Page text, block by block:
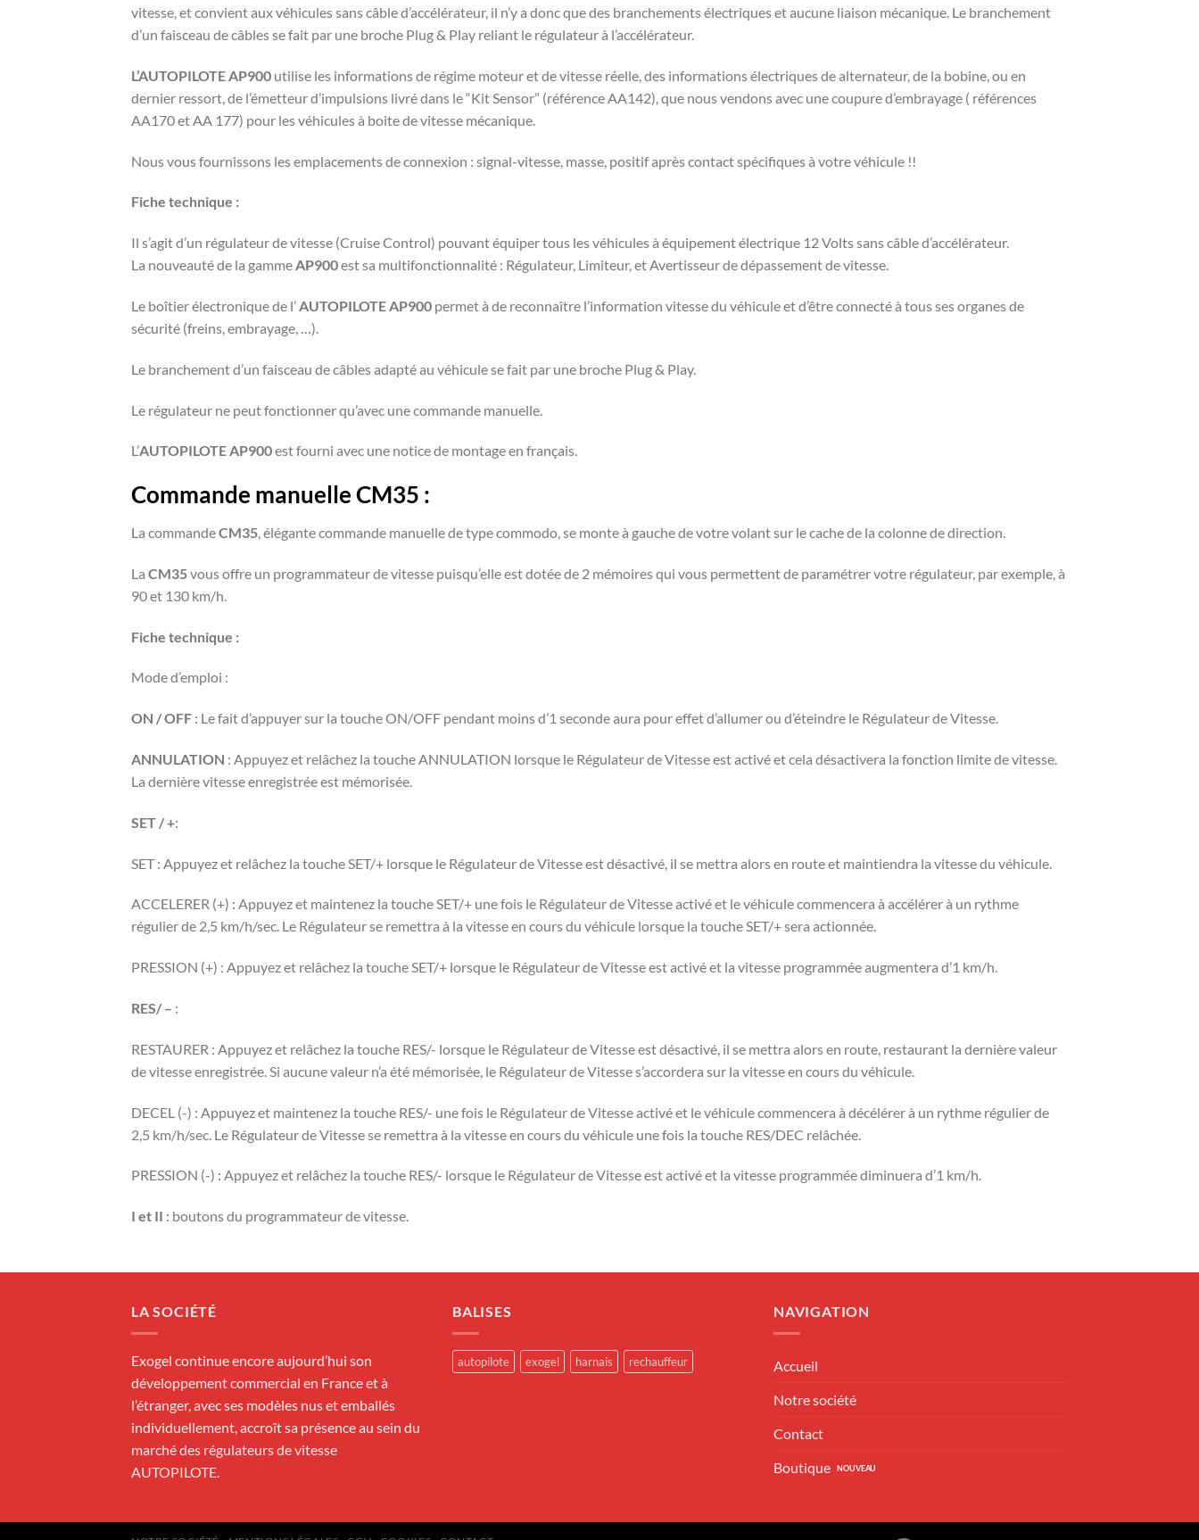
vitesse, et convient aux véhicules sans câble d’accélérateur, il n’y a donc que des branchements électriques et aucune liaison mécanique. Le branchement
d’un faisceau de câbles se fait par une broche Plug & Play reliant le régulateur à l’accélérateur.
L’AUTOPILOTE AP900 utilise les informations de régime moteur et de vitesse réelle, des informations électriques de alternateur, de la bobine, ou en
dernier ressort, de l’émetteur d’impulsions livré dans le “Kit Sensor” (référence AA142), que nous vendons avec une coupure d’embrayage ( références
AA170 et AA 177) pour les véhicules à boite de vitesse mécanique.
Nous vous fournissons les emplacements de connexion : signal-vitesse, masse, positif après contact spécifiques à votre véhicule !!
Fiche technique :
Il s’agit d’un régulateur de vitesse (Cruise Control) pouvant équiper tous les véhicules à équipement électrique 12 Volts sans câble d’accélérateur.
La nouveauté de la gammeAP900est sa multifonctionnalité : Régulateur, Limiteur, et Avertisseur de dépassement de vitesse.
Le boîtier électronique de l’AUTOPILOTE AP900 permet à de reconnaître l’information vitesse du véhicule et d’être connecté à tous ses organes de
sécurité (freins, embrayage, …).
Le branchement d’un faisceau de câbles adapté au véhicule se fait par une broche Plug & Play.
Le régulateur ne peut fonctionner qu’avec une commande manuelle.
L’AUTOPILOTE AP900est fourni avec une notice de montage en français.
Commande manuelle CM35 :
La commandeCM35, élégante commande manuelle de type commodo, se monte à gauche de votre volant sur le cache de la colonne de direction.
La CM35vous offre un programmateur de vitesse puisqu’elle est dotée de 2 mémoires qui vous permettent de paramétrer votre régulateur, par exemple, à
90 et 130 km/h.
Fiche technique :
Mode d’emploi :
ON / OFF : Le fait d’appuyer sur la touche ON/OFF pendant moins d’1 seconde aura pour effet d’allumer ou d’éteindre le Régulateur de Vitesse.
ANNULATION : Appuyez et relâchez la touche ANNULATION lorsque le Régulateur de Vitesse est activé et cela désactivera la fonction limite de vitesse.
La dernière vitesse enregistrée est mémorisée.
SET / +:
SET : Appuyez et relâchez la touche SET/+ lorsque le Régulateur de Vitesse est désactivé, il se mettra alors en route et maintiendra la vitesse du véhicule.
ACCELERER (+) : Appuyez et maintenez la touche SET/+ une fois le Régulateur de Vitesse activé et le véhicule commencera à accélérer à un rythme
régulier de 2,5 km/h/sec. Le Régulateur se remettra à la vitesse en cours du véhicule lorsque la touche SET/+ sera actionnée.
PRESSION (+) : Appuyez et relâchez la touche SET/+ lorsque le Régulateur de Vitesse est activé et la vitesse programmée augmentera d’1 km/h.
RES/ – :
RESTAURER : Appuyez et relâchez la touche RES/- lorsque le Régulateur de Vitesse est désactivé, il se mettra alors en route, restaurant la dernière valeur
de vitesse enregistrée. Si aucune valeur n’a été mémorisée, le Régulateur de Vitesse s’accordera sur la vitesse en cours du véhicule.
DECEL (-) : Appuyez et maintenez la touche RES/- une fois le Régulateur de Vitesse activé et le véhicule commencera à décélérer à un rythme régulier de
2,5 km/h/sec. Le Régulateur de Vitesse se remettra à la vitesse en cours du véhicule une fois la touche RES/DEC relâchée.
PRESSION (-) : Appuyez et relâchez la touche RES/- lorsque le Régulateur de Vitesse est activé et la vitesse programmée diminuera d’1 km/h.
I et II : boutons du programmateur de vitesse.
LA SOCIÉTÉ
Exogel continue encore aujourd’hui son
développement commercial en France et à
l’étranger, avec ses modèles nus et emballés
individuellement, accroît sa présence au sein du
marché des régulateurs de vitesse
AUTOPILOTE.
BALISES
autopilote exogel harnais rechauffeur
NAVIGATION
Accueil
Notre société
Contact
Boutique